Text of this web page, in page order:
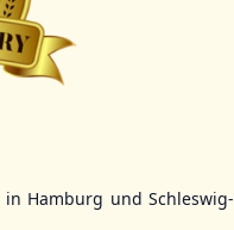
WBSC Europe
Hamburg und